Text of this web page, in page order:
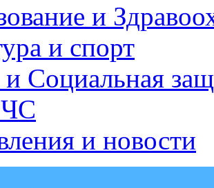
и
и спорт
Социальная
и новости